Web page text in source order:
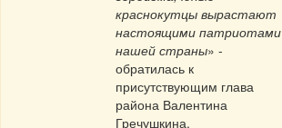
краснокутцы вырастают
настоящими патриотами
нашей страны» -
обратилась к
присутствующим глава
района Валентина
Гречушкина.